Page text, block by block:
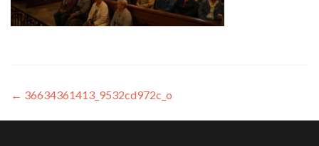
← 36634361413_9532cd972c_o